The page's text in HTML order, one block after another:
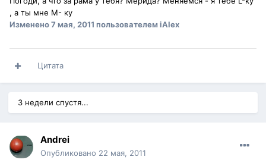
, а ты мне M- ку
Изменено7 мая, 2011 пользователем iAlex
Цитата
3 недели спустя...
Andrei
Опубликовано 22 мая, 2011